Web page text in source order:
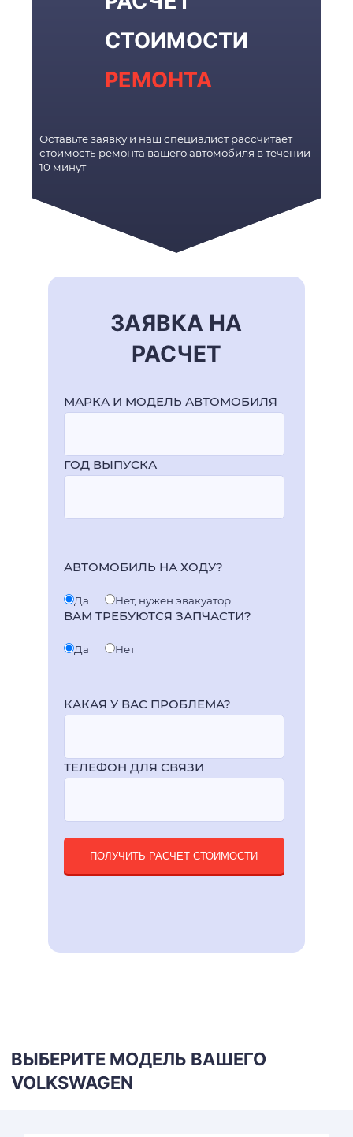
СТОИМОСТИ
РЕМОНТА
Оставьте заявку и наш специалист рассчитает
стоимость ремонта вашего автомобиля в течении
10 минут
ЗАЯВКА НА
РАСЧЕТ
МАРКА И МОДЕЛЬ АВТОМОБИЛЯ
ГОД ВЫПУСКА
АВТОМОБИЛЬ НА ХОДУ?
Да Нет, нужен эвакуатор
ВАМ ТРЕБУЮТСЯ ЗАПЧАСТИ?
Да Нет
КАКАЯ У ВАС ПРОБЛЕМА?
ТЕЛЕФОН ДЛЯ СВЯЗИ
ПОЛУЧИТЬ РАСЧЕТ СТОИМОСТИ
ВЫБЕРИТЕ МОДЕЛЬ ВАШЕГО
VOLKSWAGEN